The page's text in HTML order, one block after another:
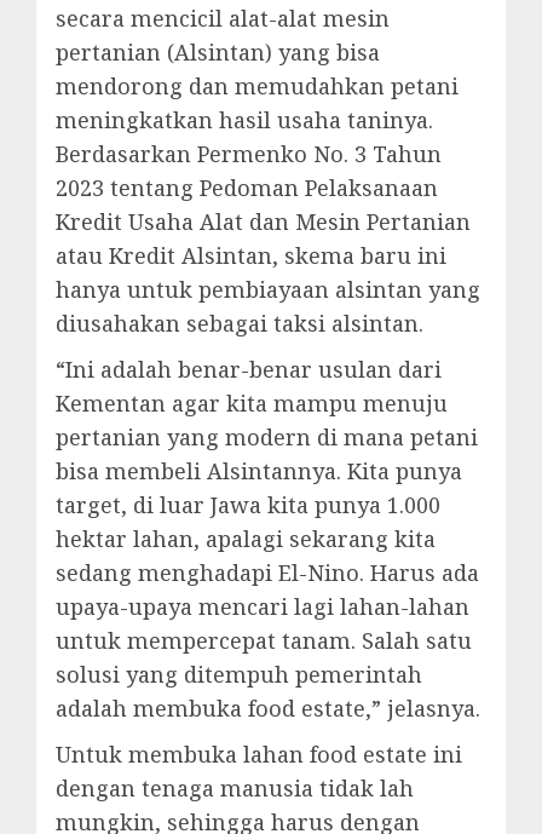
secara mencicil alat-alat mesin
pertanian (Alsintan) yang bisa
mendorong dan memudahkan petani
meningkatkan hasil usaha taninya.
Berdasarkan Permenko No. 3 Tahun
2023 tentang Pedoman Pelaksanaan
Kredit Usaha Alat dan Mesin Pertanian
atau Kredit Alsintan, skema baru ini
hanya untuk pembiayaan alsintan yang
diusahakan sebagai taksi alsintan.
“Ini adalah benar-benar usulan dari
Kementan agar kita mampu menuju
pertanian yang modern di mana petani
bisa membeli Alsintannya. Kita punya
target, di luar Jawa kita punya 1.000
hektar lahan, apalagi sekarang kita
sedang menghadapi El-Nino. Harus ada
upaya-upaya mencari lagi lahan-lahan
untuk mempercepat tanam. Salah satu
solusi yang ditempuh pemerintah
adalah membuka food estate,” jelasnya.
Untuk membuka lahan food estate ini
dengan tenaga manusia tidak lah
mungkin, sehingga harus dengan